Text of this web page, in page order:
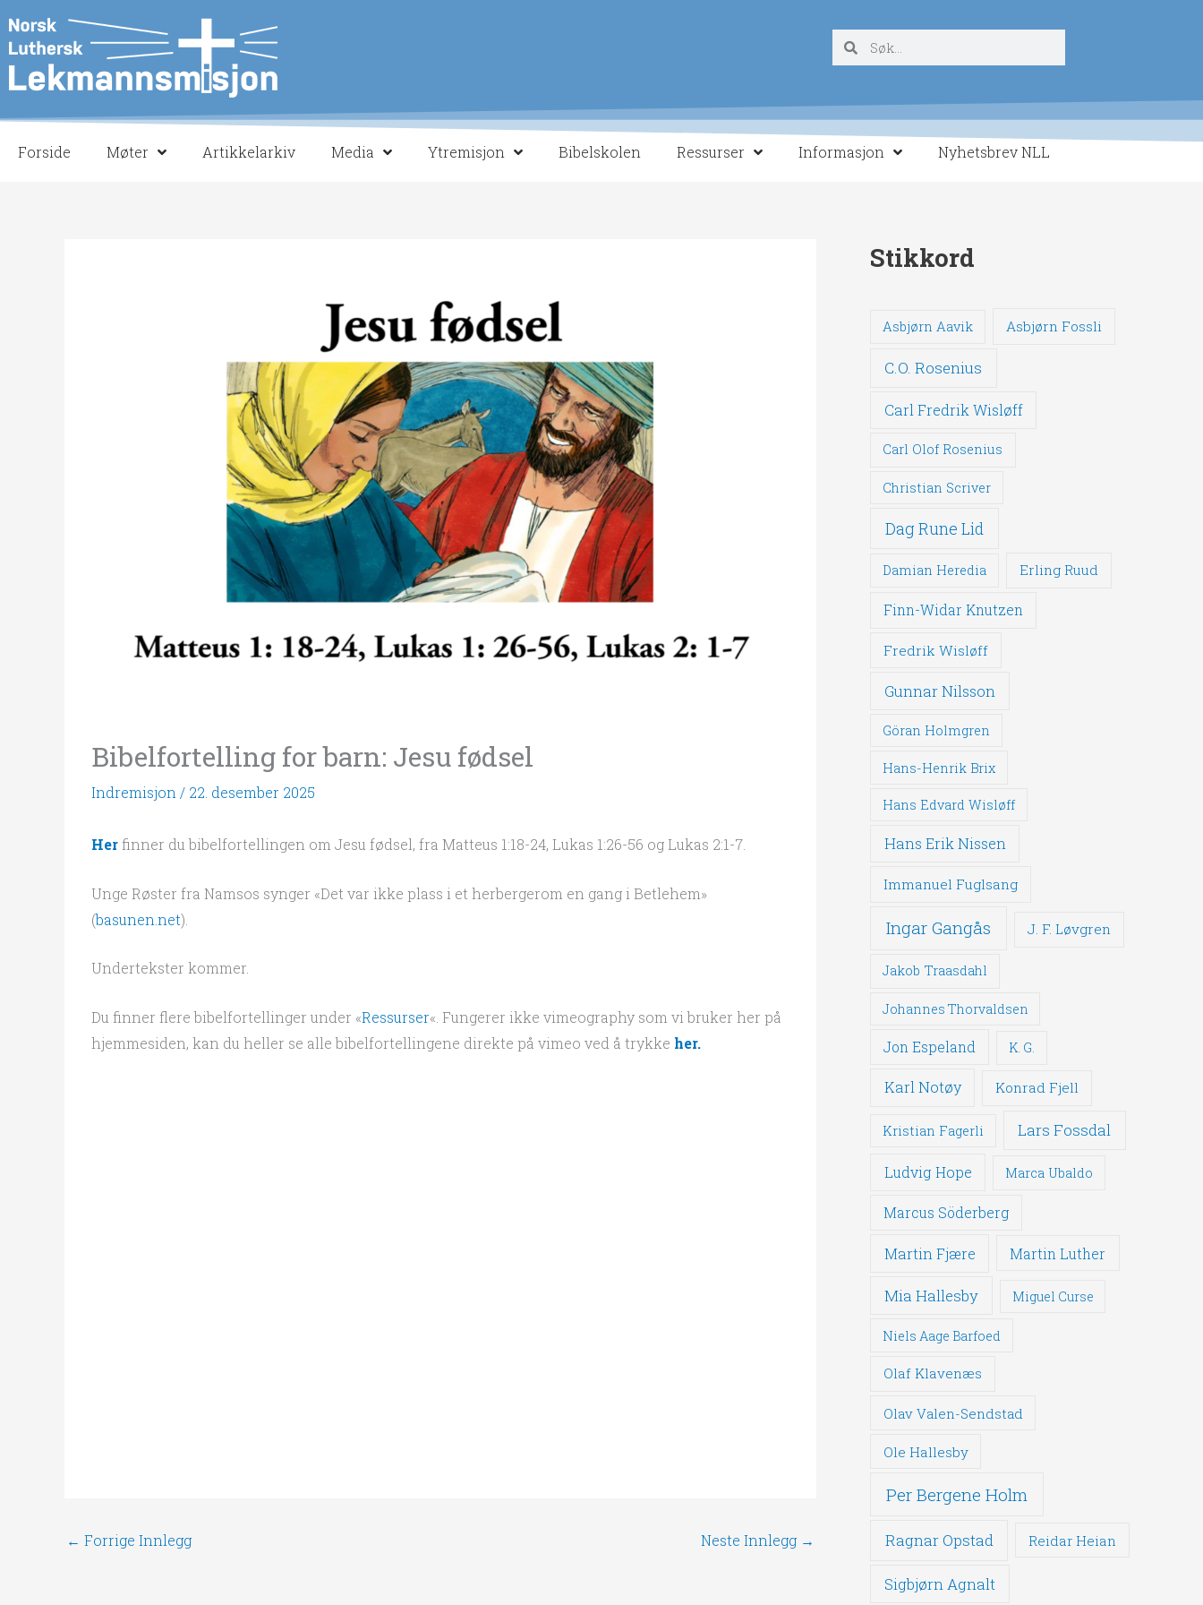
rett
til
innholdet
SøkSøk
Forside Møter Artikkelarkiv Media Ytremisjon Bibelskolen Ressurser Informasjon Nyhetsbrev NLL
Bibelfortelling for barn: Jesu fødsel
Indremisjon / 22. desember 2025
Herfinner du bibelfortellingen om Jesu fødsel, fra Matteus 1:18-24, Lukas 1:26-56 og Lukas 2:1-7.
Unge Røster fra Namsos synger «Det var ikke plass i et herbergerom en gang i Betlehem»
(basunen.net).
Undertekster kommer.
Du finner flere bibelfortellinger under «Ressurser«. Fungerer ikke vimeography som vi bruker her på
hjemmesiden, kan du heller se alle bibelfortellingene direkte på vimeo ved å trykke her.
← Forrige Innlegg Neste Innlegg →
Stikkord
Asbjørn Aavik Asbjørn Fossli
C.O. Rosenius
Carl Fredrik Wisløff
Carl Olof Rosenius
Christian Scriver
Dag Rune Lid
Damian Heredia Erling Ruud
Finn-Widar Knutzen
Fredrik Wisløff
Gunnar Nilsson
Göran Holmgren
Hans-Henrik Brix
Hans Edvard Wisløff
Hans Erik Nissen
Immanuel Fuglsang
Ingar Gangås J. F. Løvgren
Jakob Traasdahl
Johannes Thorvaldsen
Jon Espeland K. G.
Karl Notøy Konrad Fjell
Kristian Fagerli Lars Fossdal
Ludvig Hope Marca Ubaldo
Marcus Söderberg
Martin Fjære Martin Luther
Mia Hallesby Miguel Curse
Niels Aage Barfoed
Olaf Klavenæs
Olav Valen-Sendstad
Ole Hallesby
Per Bergene Holm
Ragnar Opstad Reidar Heian
Sigbjørn Agnalt